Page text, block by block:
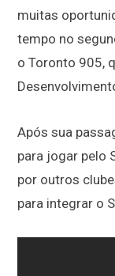
muitas
tempo no
o Toronto 905,
Após sua
para jogar pelo
por outros
para integrar o